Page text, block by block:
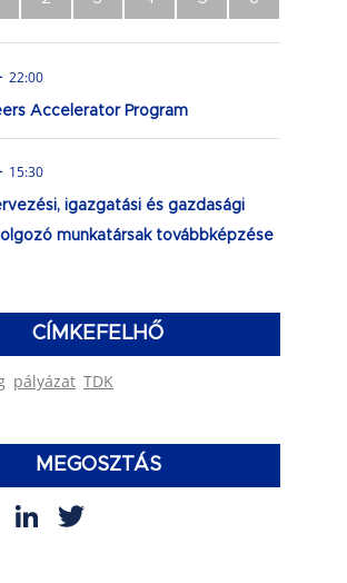
esemény,esemény,esemény,esemény,esemény,
22:00
Accelerator Program
15:30
igazgatási és gazdasági
munkatársak továbbképzése
CÍMKEFELHŐ
pályázat TDK
MEGOSZTÁS
Facebook
LinkedIn